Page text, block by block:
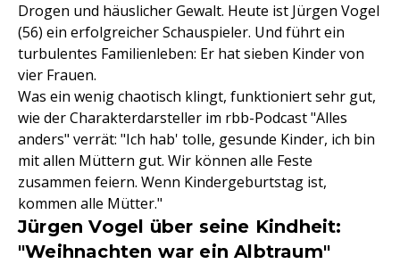
Drogen und häuslicher Gewalt. Heute ist Jürgen Vogel
(56) ein erfolgreicher Schauspieler. Und führt ein
turbulentes Familienleben: Er hat sieben Kinder von
vier Frauen.
Was ein wenig chaotisch klingt, funktioniert sehr gut,
wie der Charakterdarsteller im rbb-Podcast "Alles
anders" verrät: "Ich hab' tolle, gesunde Kinder, ich bin
mit allen Müttern gut. Wir können alle Feste
zusammen feiern. Wenn Kindergeburtstag ist,
kommen alle Mütter."
Jürgen Vogel über seine Kindheit:
"Weihnachten war ein Albtraum"